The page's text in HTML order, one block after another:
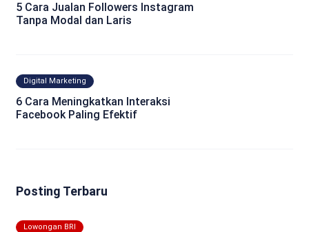
5 Cara Jualan Followers Instagram
Tanpa Modal dan Laris
Digital Marketing
6 Cara Meningkatkan Interaksi
Facebook Paling Efektif
Posting Terbaru
Lowongan BRI